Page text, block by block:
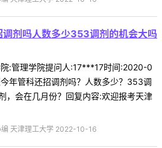
剂吗人数多少353调剂的机会大吗
:管理学院提问人:17***17时间:2020-0
年管科还招调剂吗？人数多少？353调
，会在几月份？回复内容:欢迎报考天津
编 天津理工大学 2022-10-16